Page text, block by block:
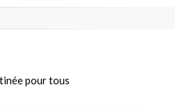
pour tous